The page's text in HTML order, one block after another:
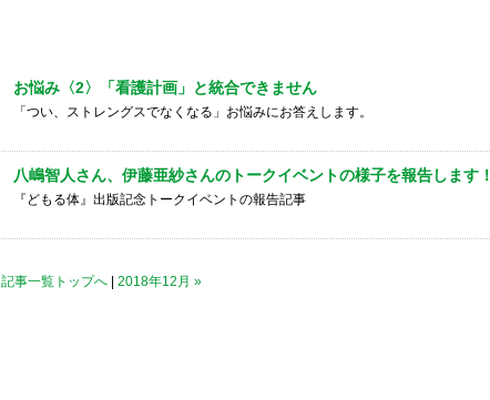
お悩み〈2〉「看護計画」と統合できません
「つい、ストレングスでなくなる」お悩みにお答えします。
八嶋智人さん、伊藤亜紗さんのトークイベントの様子を報告します！
『どもる体』出版記念トークイベントの報告記事
記事一覧トップへ 2018年12月 »